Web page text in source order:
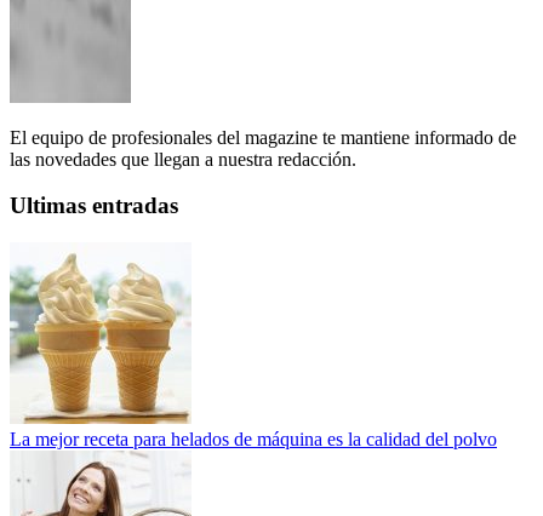
El equipo de profesionales del magazine te mantiene informado de
las novedades que llegan a nuestra redacción.
Ultimas entradas
La mejor receta para helados de máquina es la calidad del polvo